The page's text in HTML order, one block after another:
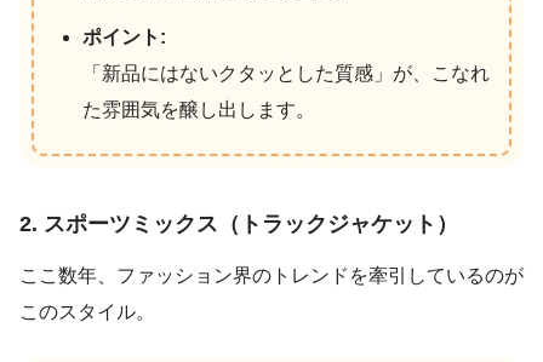
ポイント:
「新品にはないクタッとした質感」が、こなれ
た雰囲気を醸し出します。
2. スポーツミックス（トラックジャケット）
ここ数年、ファッション界のトレンドを牽引しているのが
このスタイル。